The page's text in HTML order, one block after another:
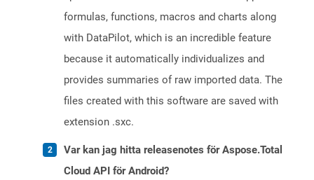
formulas, functions, macros and charts along
with DataPilot, which is an incredible feature
because it automatically individualizes and
provides summaries of raw imported data. The
files created with this software are saved with
extension .sxc.
Var kan jag hitta releasenotes för Aspose.Total
Cloud API för Android?